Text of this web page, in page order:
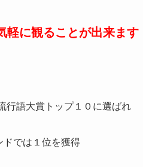
軽に観ることが出来ます
行語大賞トップ１０に選ばれ
ドでは１位を獲得